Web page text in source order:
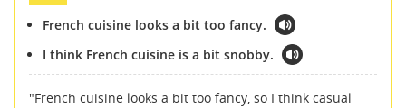
French cuisine looks a bit too fancy.
I think French cuisine is a bit snobby.
"French cuisine looks a bit too fancy, so I think casual